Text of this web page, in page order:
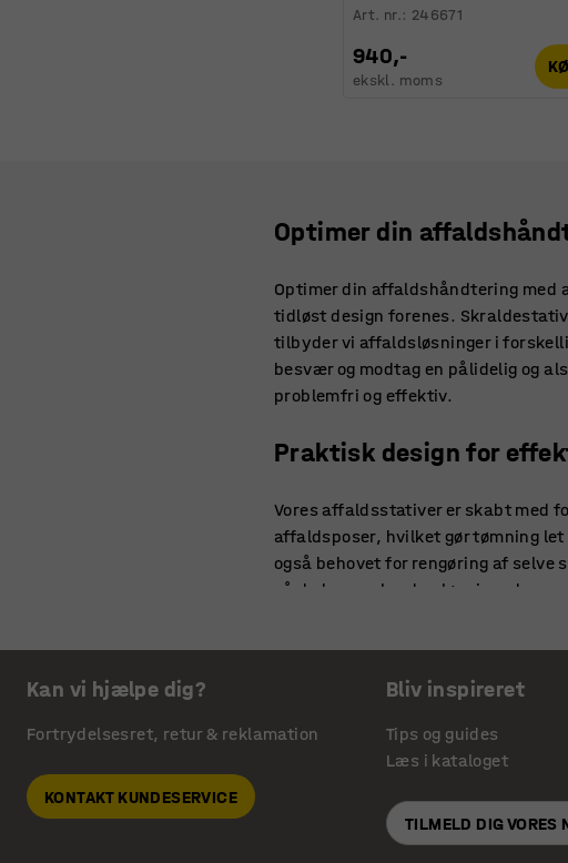
Art. nr.: 246671
940,-
ekskl. moms
Optimer din
Optimer din affaldshåndtering
tidløst design forenes.
tilbyder vi affaldsløsninger i
besvær og modtag en pålidelig og
problemfri og effektiv.
Praktisk design for
Vores affaldsstativer er skabt med
affaldsposer, hvilket gør tømning
også behovet for rengøring af
så du kan vælge den løsning, der
Affaldsstativer med
Vores affaldsstativer er ikke blot
på god kvalitet passer vores
værkstedet. Vi mener, at
noget helt tredje kan du også
vores stativer også anvendes som
Kan vi hjælpe dig?
Fortrydelsesret, retur & reklamation
KONTAKT KUNDESERVICE
Bliv inspireret
Tips og guides
Læs i kataloget
TILMELD DIG VORES